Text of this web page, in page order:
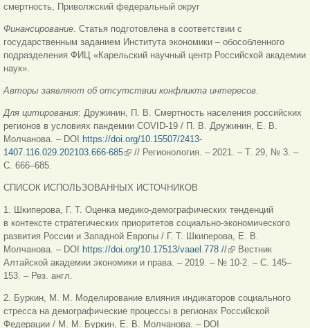
смертность, Приволжский федеральный округ
Финансирование. Статья подготовлена в соответствии с
государственным заданием Института экономики – обособленного
подразделения ФИЦ «Карельский научный центр Российской академии
наук».
Авторы заявляют об отсутствии конфликта интересов.
Для цитирования: Дружинин, П. В. Смертность населения российских
регионов в условиях пандемии COVID-19 / П. В. Дружинин, Е. В.
Молчанова. – DOI
https://doi.org/10.15507/2413-
1407.116.029.202103.666-685(внешняя ссылка)
// Регионология. – 2021. – Т. 29, № 3. –
С. 666–685.
СПИСОК ИСПОЛЬЗОВАННЫХ ИСТОЧНИКОВ
1. Шкиперова, Г. Т. Оценка медико-демографических тенденций
в контексте стратегических приоритетов социально-экономического
развития России и Западной Европы / Г. Т. Шкиперова, Е. В.
Молчанова. – DOI
https://doi.org/10.17513/vaael.778 //(внешняя ссылка)
Вестник
Алтайской академии экономики и права. – 2019. – № 10-2. – С. 145–
153. – Рез. англ.
2. Буркин, М. М. Моделирование влияния индикаторов социального
стресса на демографические процессы в регионах Российской
Федерации / М. М. Буркин, Е. В. Молчанова. – DOI